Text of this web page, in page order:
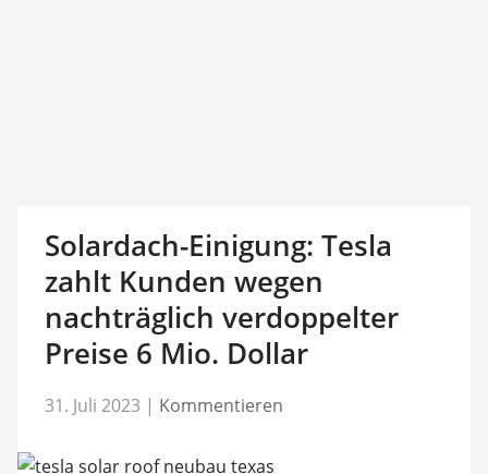
Solardach-Einigung: Tesla
zahlt Kunden wegen
nachträglich verdoppelter
Preise 6 Mio. Dollar
31. Juli 2023 | Kommentieren